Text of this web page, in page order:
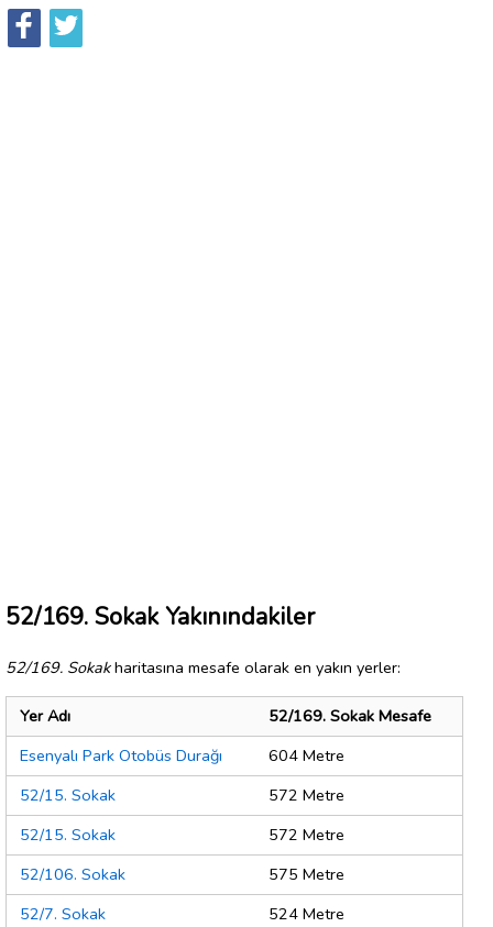
52/169. Sokak Yakınındakiler
52/169. Sokakharitasına mesafe olarak en yakın yerler:
Yer Adı
52/169. Sokak Mesafe
Esenyalı Park Otobüs Durağı
604 Metre
52/15. Sokak
572 Metre
52/15. Sokak
572 Metre
52/106. Sokak
575 Metre
52/7. Sokak
524 Metre